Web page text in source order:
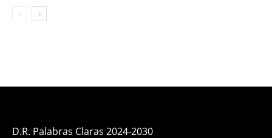
D.R. Palabras Claras 2024-2030